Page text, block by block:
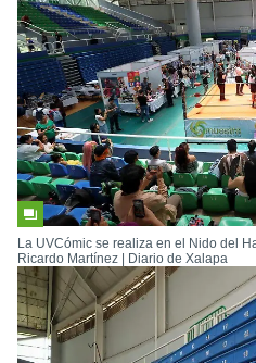
La UVCómic se realiza en el Nido del
Ricardo Martínez | Diario de Xalapa